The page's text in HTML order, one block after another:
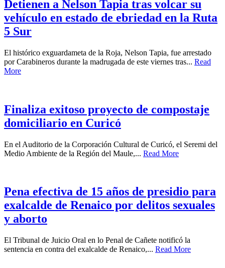
Detienen a Nelson Tapia tras volcar su
vehículo en estado de ebriedad en la Ruta
5 Sur
El histórico exguardameta de la Roja, Nelson Tapia, fue arrestado
por Carabineros durante la madrugada de este viernes tras... Read
More
Finaliza exitoso proyecto de compostaje
domiciliario en Curicó
En el Auditorio de la Corporación Cultural de Curicó, el Seremi del
Medio Ambiente de la Región del Maule,... Read More
Pena efectiva de 15 años de presidio para
exalcalde de Renaico por delitos sexuales
y aborto
El Tribunal de Juicio Oral en lo Penal de Cañete notificó la
sentencia en contra del exalcalde de Renaico,... Read More